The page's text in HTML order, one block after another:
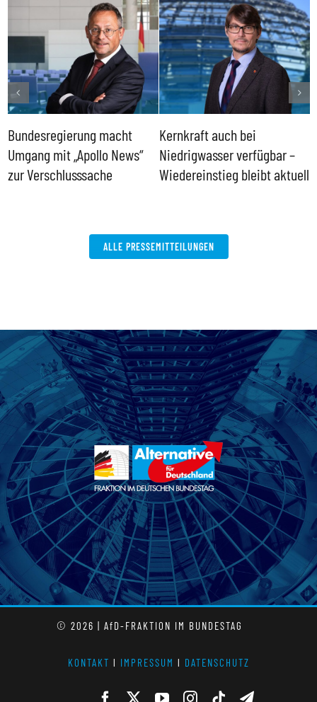
Bundesregierung macht
Umgang mit „Apollo News“
zur Verschlusssache
Kernkraft auch bei
Niedrigwasser verfügbar –
Wiedereinstieg bleibt aktuell
ALLE PRESSEMITTEILUNGEN
© 2026 | AfD-FRAKTION IM BUNDESTAG
KONTAKT l IMPRESSUM l DATENSCHUTZ